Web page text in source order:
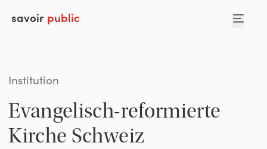
savoir public
Institution
Evangelisch-reformierte
Kirche Schweiz